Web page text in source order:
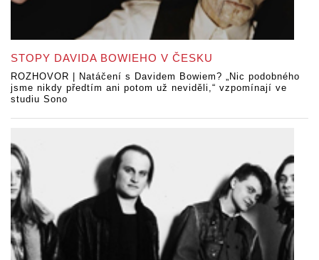
STOPY DAVIDA BOWIEHO V ČESKU
ROZHOVOR | Natáčení s Davidem Bowiem? „Nic podobného
jsme nikdy předtím ani potom už neviděli,“ vzpomínají ve
studiu Sono